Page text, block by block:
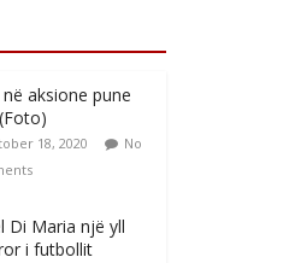
në aksione pune
18, 2020
No
Di Maria një yll
i futbollit